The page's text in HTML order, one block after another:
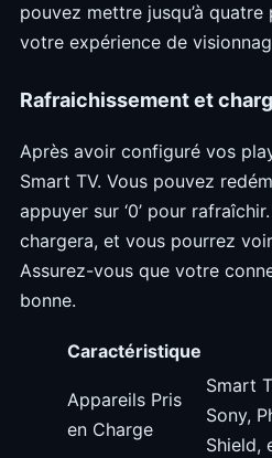
pouvez mettre jusqu’à
votre expérience de
Rafraichissement et
Après avoir configuré vos
Smart TV. Vous pouvez
appuyer sur ‘0’ pour
chargera, et vous pourrez
Assurez-vous que votre
bonne.
Caractéristique
Appareils Pris
en Charge
Smart
Sony,
Shield,